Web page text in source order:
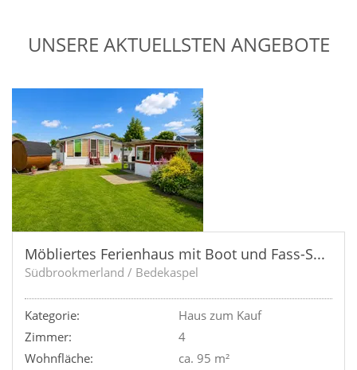
UNSERE AKTUELLSTEN ANGEBOTE
Möbliertes Ferienhaus mit Boot und Fass-Sauna am Wasser!
Südbrookmerland / Bedekaspel
Kategorie:
Haus zum Kauf
Zimmer:
4
Wohnfläche:
ca. 95 m²